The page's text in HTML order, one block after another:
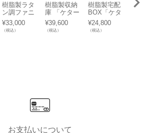
樹脂製ラタ
ン調ファニ
チャー「ケ
ター （KET
ER） アイ
¥33,000
（税込）
樹脂製収納
庫 「ケター
（KETER）
ストアイッ
トアウト プ
¥39,600
（税込）
樹脂製宅配
BOX「ケタ
ー （KETE
R） パーセ
ルボックス
¥24,800
（税込）
樹脂
お支払いについて